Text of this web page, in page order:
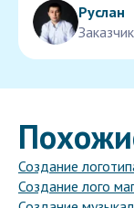
Руслан
Заказчик
Создание
Создание лого